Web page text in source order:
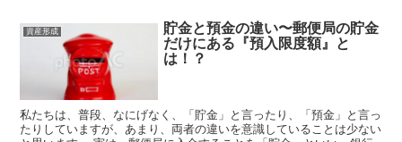
資産形成
貯金と預金の違い〜郵便局の貯金
だけにある『預入限度額』と
は！？
私たちは、普段、なにげなく、「貯金」と言ったり、「預金」と言っ
たりしていますが、あまり、両者の違いを意識していることは少ない